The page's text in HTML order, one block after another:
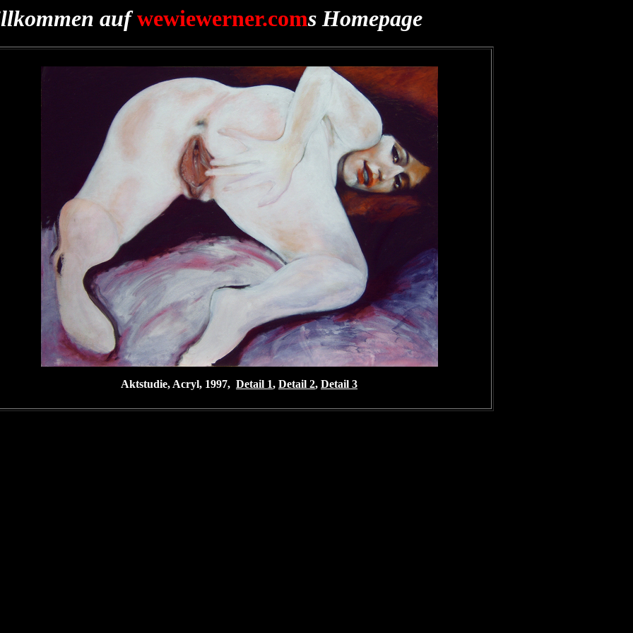
auf wewiewerner.coms Homepage
Aktstudie, Acryl, 1997, Detail 1, Detail 2, Detail 3